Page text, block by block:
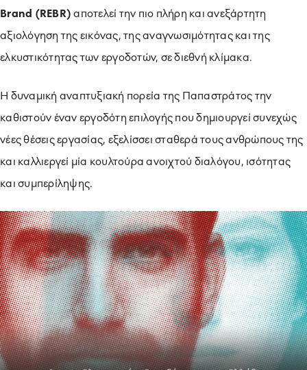
Brand (REBR)αποτελεί την πιο πλήρη και ανεξάρτητη
αξιολόγηση της εικόνας, της αναγνωσιμότητας και της
ελκυστικότητας των εργοδοτών, σε διεθνή κλίμακα.
Η δυναμική αναπτυξιακή πορεία της Παπαστράτος την
καθιστούν έναν εργοδότη επιλογής που δημιουργεί συνεχώς
νέες θέσεις εργασίας, εξελίσσει σταθερά τους ανθρώπους της
και καλλιεργεί μία κουλτούρα ανοιχτού διαλόγου, ισότητας
και συμπερίληψης.